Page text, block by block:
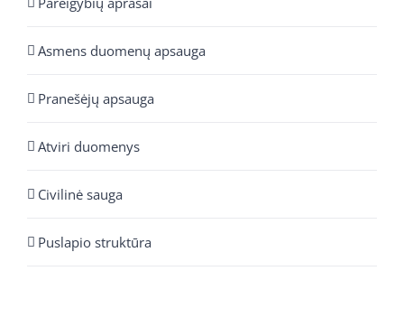
Asmens duomenų apsauga
Pranešėjų apsauga
Atviri duomenys
Civilinė sauga
Puslapio struktūra